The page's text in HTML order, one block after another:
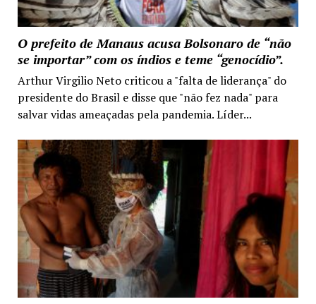
O prefeito de Manaus acusa Bolsonaro de “não
se importar” com os índios e teme “genocídio”.
Arthur Virgilio Neto criticou a "falta de liderança" do
presidente do Brasil e disse que "não fez nada" para
salvar vidas ameaçadas pela pandemia. Líder...